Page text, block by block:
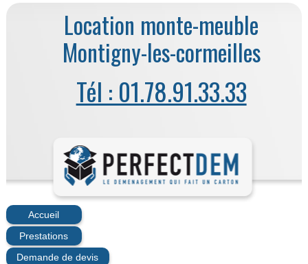
Location monte-meuble
Montigny-les-cormeilles
Tél : 01.78.91.33.33
Accueil
Prestations
Demande de devis